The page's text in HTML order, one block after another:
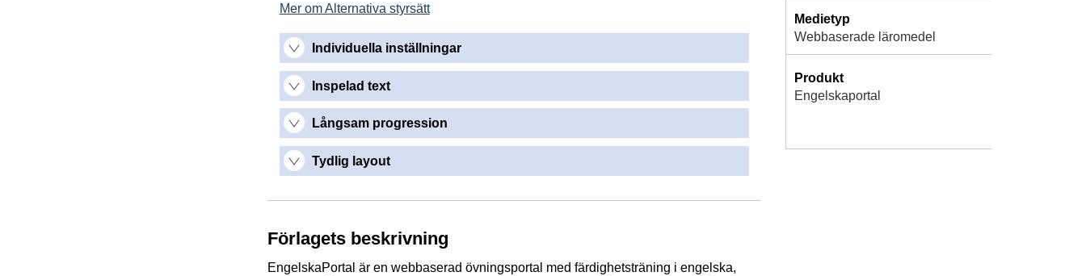
Mer om Alternativa styrsätt
Individuella inställningar
Inspelad text
Långsam progression
Tydlig layout
Förlagets beskrivning
EngelskaPortal är en webbaserad övningsportal med färdighetsträning i engelska,
Medietyp
Webbaserade läromedel
Produkt
Engelskaportal